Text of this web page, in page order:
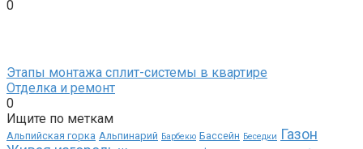
0
Этапы монтажа сплит-системы в квартире
Отделка и ремонт
0
Ищите по меткам
Альпийская горка Альпинарий Барбекю Бассейн Беседки Газон